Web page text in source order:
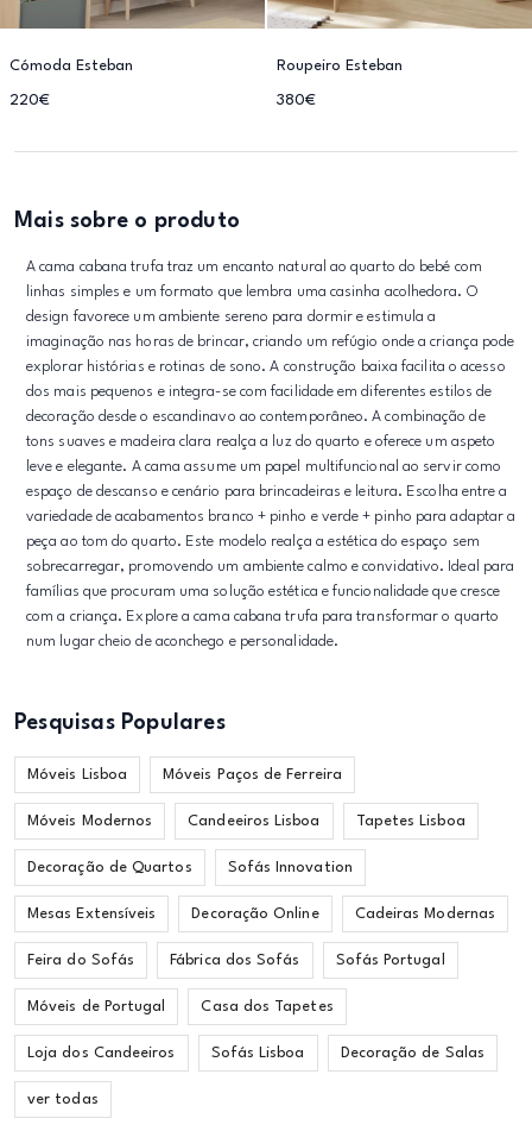
Cómoda Esteban
220€
Roupeiro Esteban
380€
Mais sobre o produto
A cama cabana trufa traz um encanto natural ao quarto do bebé com
linhas simples e um formato que lembra uma casinha acolhedora. O
design favorece um ambiente sereno para dormir e estimula a
imaginação nas horas de brincar, criando um refúgio onde a criança pode
explorar histórias e rotinas de sono. A construção baixa facilita o acesso
dos mais pequenos e integra-se com facilidade em diferentes estilos de
decoração desde o escandinavo ao contemporâneo. A combinação de
tons suaves e madeira clara realça a luz do quarto e oferece um aspeto
leve e elegante. A cama assume um papel multifuncional ao servir como
espaço de descanso e cenário para brincadeiras e leitura. Escolha entre a
variedade de acabamentos branco + pinho e verde + pinho para adaptar a
peça ao tom do quarto. Este modelo realça a estética do espaço sem
sobrecarregar, promovendo um ambiente calmo e convidativo. Ideal para
famílias que procuram uma solução estética e funcionalidade que cresce
com a criança. Explore a cama cabana trufa para transformar o quarto
num lugar cheio de aconchego e personalidade.
Pesquisas Populares
Móveis Lisboa Móveis Paços de Ferreira
Móveis Modernos Candeeiros Lisboa Tapetes Lisboa
Decoração de Quartos Sofás Innovation
Mesas Extensíveis Decoração Online Cadeiras Modernas
Feira do Sofás Fábrica dos Sofás Sofás Portugal
Móveis de Portugal Casa dos Tapetes
Loja dos Candeeiros Sofás Lisboa Decoração de Salas
ver todas